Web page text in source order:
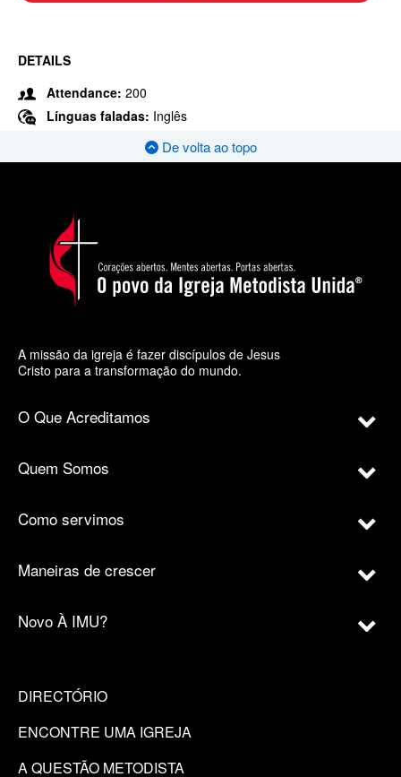
DETAILS
Attendance: 200
Línguas faladas: Inglês
De volta ao topo
A missão da igreja é fazer discípulos de Jesus
Cristo para a transformação do mundo.
O Que Acreditamos
Quem Somos
Como servimos
Maneiras de crescer
Novo À IMU?
DIRECTÓRIO
ENCONTRE UMA IGREJA
A QUESTÃO METODISTA